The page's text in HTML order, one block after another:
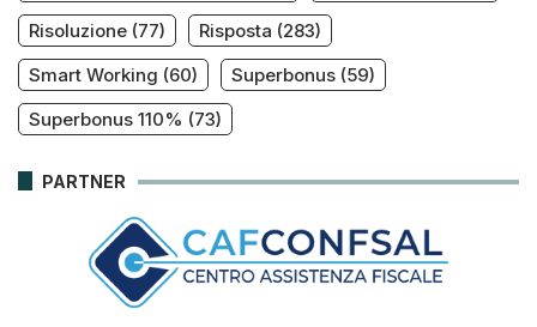
Risoluzione (77) Risposta (283)
Smart Working (60) Superbonus (59)
Superbonus 110% (73)
PARTNER